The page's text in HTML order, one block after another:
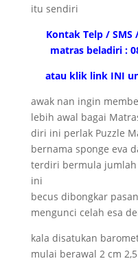
itu sendiri
Kontak Telp /
matras beladiri :
atau klik link INI
awak nan ingin
lebih awal bagai
diri ini perlak Puzzle
bernama sponge eva
terdiri bermula jumlah
ini
becus dibongkar
mengunci celah esa
kala disatukan
mulai berawal 2 cm